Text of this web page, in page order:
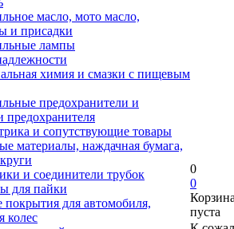
масло, мото масло,
и присадки
лампы
химия и смазки с пищевым
предохранители и
предохранителя
и сопутствующие товары
материалы, наждачная бумага,
и соединители трубок
для пайки
для автомобиля,
колес
0
0
пуста